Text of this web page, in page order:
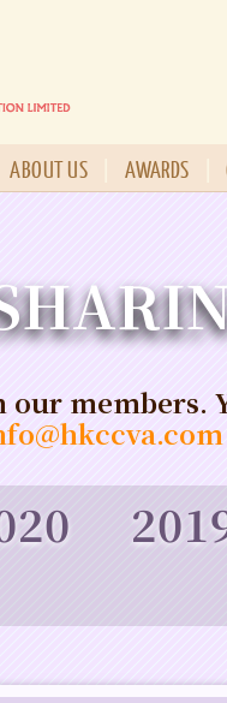
AWARDS
ABOUT US
members.